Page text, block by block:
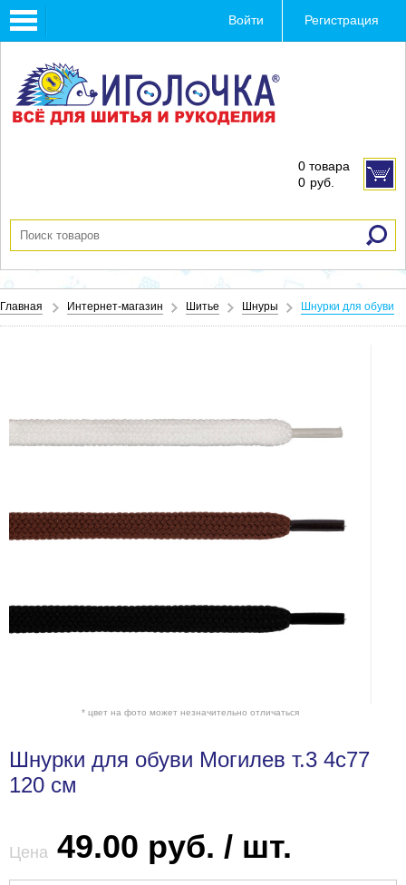
Toggle
navigation
Войти Регистрация
0 товара
0 руб.
Главная Интернет-магазин Шитье Шнуры Шнурки для обуви
* цвет на фото может незначительно отличаться
Шнурки для обуви Могилев т.3 4с77
120 см
Цена 49.00 руб. / шт.